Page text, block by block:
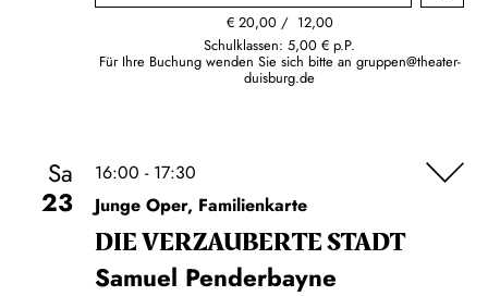
€ 20,00
12,00
Schulklassen: 5,00 € p.P.
Für Ihre Buchung wenden Sie sich bitte an gruppen@theater-
duisburg.de
Sa
23
16:00 - 17:30
Junge Oper, Familienkarte
DIE VERZAUBERTE STADT
Samuel Penderbayne